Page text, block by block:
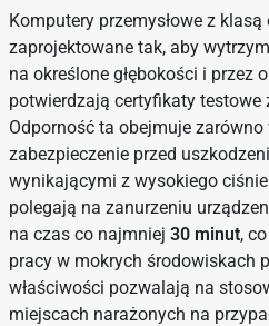
Komputery przemysłowe z klasą
zaprojektowane tak, aby
na określone głębokości i przez
potwierdzają certyfikaty testowe
Odporność ta obejmuje
zabezpieczenie przed
wynikającymi z wysokiego
polegają na zanurzeniu
na czas co najmniej 30 minut,
pracy w mokrych środowiskach
właściwości pozwalają na
miejscach narażonych na